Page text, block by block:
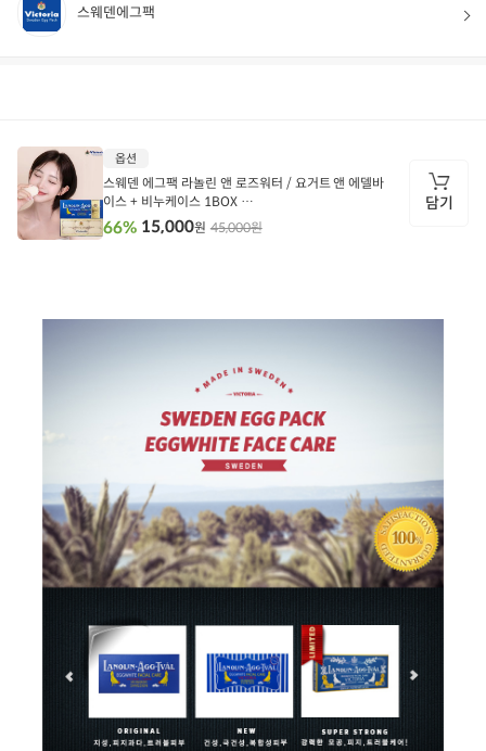
스웨덴에그팩
상
정
보
담
옵션
스웨덴 에그팩 라놀린 앤 로즈워터 / 요거트 앤 에델바
이스 + 비누케이스 1BOX
뉴 스웨덴 에그팩 요거트 앤 에델바이스 1BOX + 비누
케이스 (유통기한 27.03)
45,000원
66% 15,000원
담기